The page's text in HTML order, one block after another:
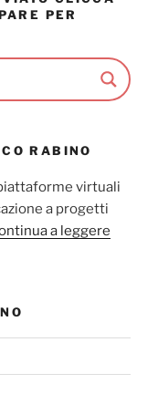
PER
RABINO
virtuali
a progetti
a leggere